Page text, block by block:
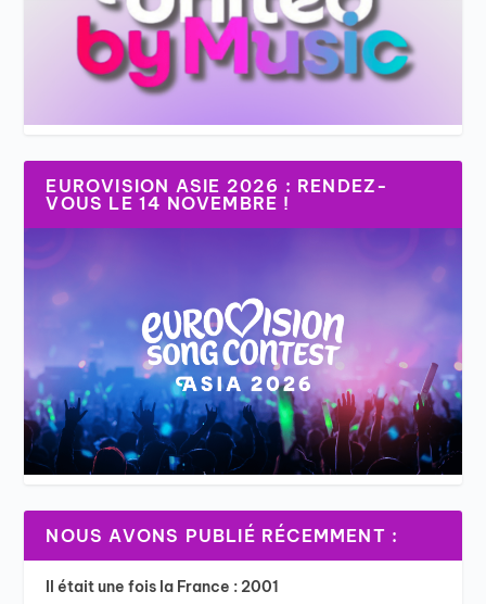
EUROVISION ASIE 2026 : RENDEZ-
VOUS LE 14 NOVEMBRE !
NOUS AVONS PUBLIÉ RÉCEMMENT :
Il était une fois la France : 2001